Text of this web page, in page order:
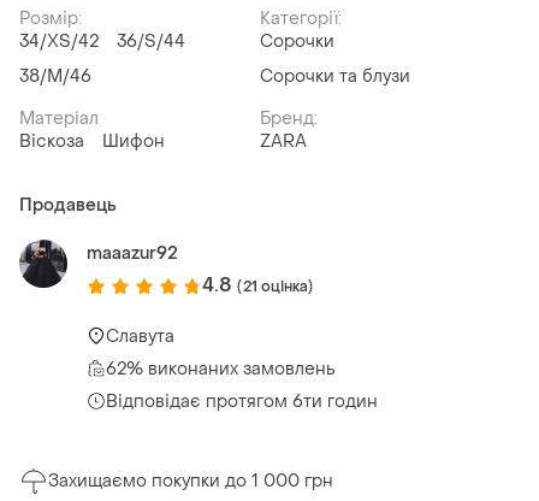
Розмір:
34/XS/42
36/S/44
38/M/46
Категорії:
Сорочки
Сорочки та блузи
Матеріал
Віскоза
Шифон
Бренд:
ZARA
Продавець
maaazur92
4.8 (21 оцінка)
Славута
62% виконаних замовлень
Відповідає протягом 6ти годин
Захищаємо покупки до 1 000 грн